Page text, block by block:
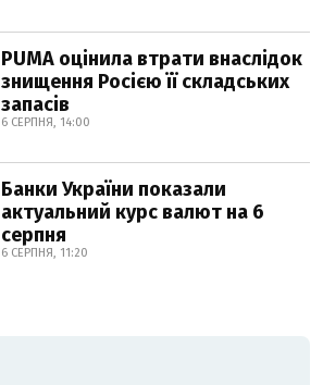
PUMA оцінила втрати внаслідок
знищення Росією її складських
запасів
6 СЕРПНЯ, 14:00
Банки України показали
актуальний курс валют на 6
серпня
6 СЕРПНЯ, 11:20